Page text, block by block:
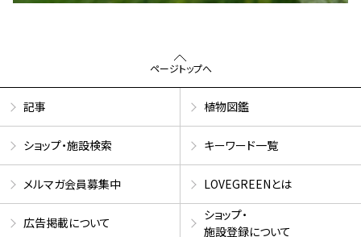
ページトップへ
記事 植物図鑑
ショップ・施設検索 キーワード一覧
メルマガ会員募集中 LOVEGREENとは
広告掲載について
ショップ・
施設登録について